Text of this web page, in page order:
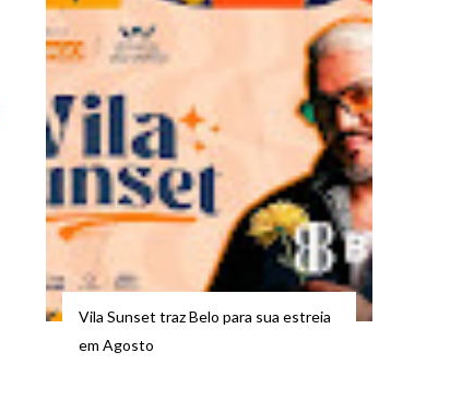
Vila Sunset traz Belo para sua estreia
em Agosto